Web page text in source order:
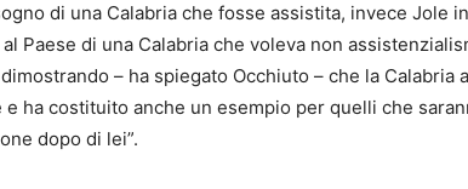
di una Calabria che fosse assistita, invece Jole
Paese di una Calabria che voleva non
– ha spiegato Occhiuto – che la Calabria
ha costituito anche un esempio per quelli che
dopo di lei”.